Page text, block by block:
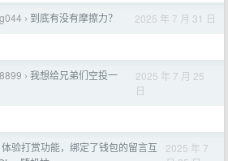
› 到底有没有摩擦力？ 2025 年 7 月 31 日
› 我想给兄弟们空投一
2025 年 7 月 25
日
体验打赏功能，绑定了钱包的留言互
2025 年 7